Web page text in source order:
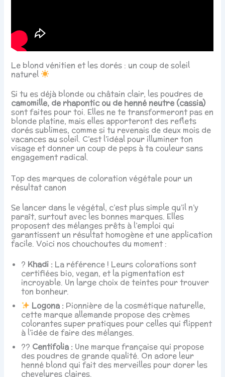
Le blond vénitien et les dorés : un coup de soleil
naturel
Si tu es déjà blonde ou châtain clair, les poudres de
camomille, de rhapontic ou de henné neutre (cassia)
sont faites pour toi. Elles ne te transformeront pas en
blonde platine, mais elles apporteront des reflets
dorés sublimes, comme si tu revenais de deux mois de
vacances au soleil. C’est l’idéal pour illuminer ton
visage et donner un coup de peps à ta couleur sans
engagement radical.
Top des marques de coloration végétale pour un
résultat canon
Se lancer dans le végétal, c’est plus simple qu’il n’y
paraît, surtout avec les bonnes marques. Elles
proposent des mélanges prêts à l’emploi qui
garantissent un résultat homogène et une application
facile. Voici nos chouchoutes du moment :
? Khadi : La référence ! Leurs colorations sont
certifiées bio, vegan, et la pigmentation est
incroyable. Un large choix de teintes pour trouver
ton bonheur.
Logona : Pionnière de la cosmétique naturelle,
cette marque allemande propose des crèmes
colorantes super pratiques pour celles qui flippent
à l’idée de faire des mélanges.
?? Centifolia : Une marque française qui propose
des poudres de grande qualité. On adore leur
henné blond qui fait des merveilles pour dorer les
chevelures claires.